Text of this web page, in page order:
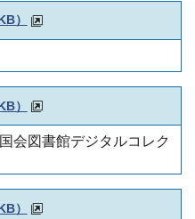
）
）
会図書館デジタルコレク
）